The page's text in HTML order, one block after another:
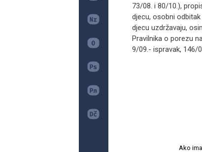
73/08. i 80/10.),
djecu, osobni
djecu uzdržavaju,
Pravilnika o porezu
9/09.- ispravak, 146/
Ako